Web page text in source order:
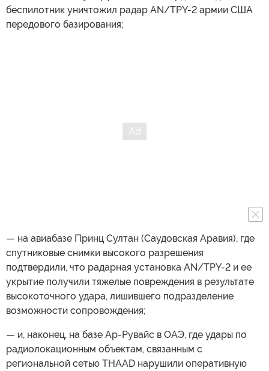
беспилотник уничтожил радар AN/TPY-2 армии США
передового базирования;
— на авиабазе Принц Султан (Саудовская Аравия), где
спутниковые снимки высокого разрешения
подтвердили, что радарная установка AN/TPY-2 и ее
укрытие получили тяжелые повреждения в результате
высокоточного удара, лишившего подразделение
возможности сопровождения;
— и, наконец, на базе Ар-Рувайс в ОАЭ, где удары по
радиолокационным объектам, связанным с
региональной сетью THAAD нарушили оперативную